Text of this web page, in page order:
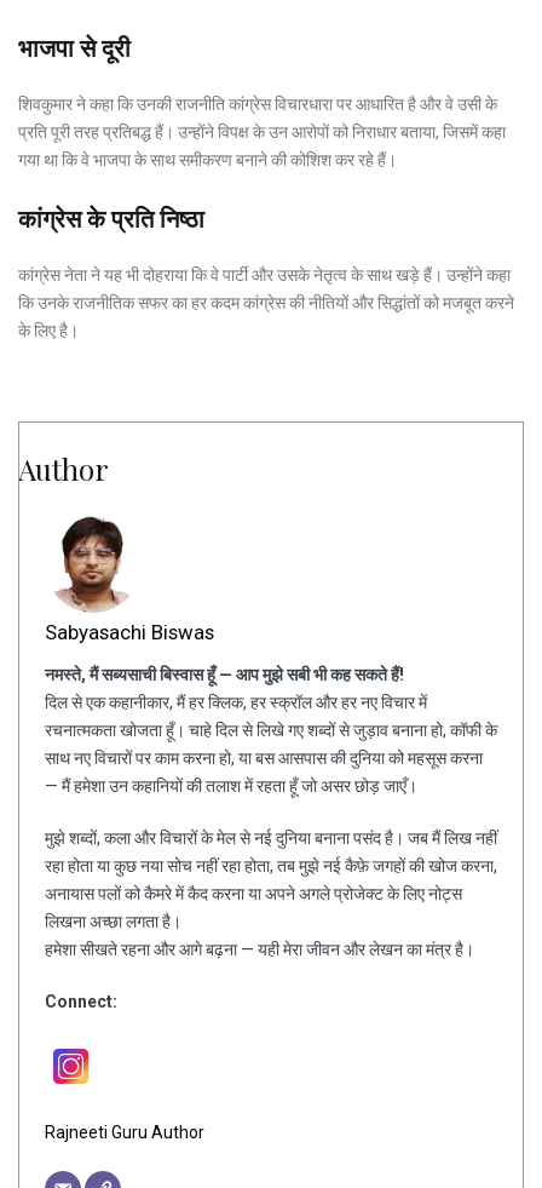
भाजपा से दूरी
शिवकुमार ने कहा कि उनकी राजनीति कांग्रेस विचारधारा पर आधारित है और वे उसी के
प्रति पूरी तरह प्रतिबद्ध हैं। उन्होंने विपक्ष के उन आरोपों को निराधार बताया, जिसमें कहा
गया था कि वे भाजपा के साथ समीकरण बनाने की कोशिश कर रहे हैं।
कांग्रेस के प्रति निष्ठा
कांग्रेस नेता ने यह भी दोहराया कि वे पार्टी और उसके नेतृत्व के साथ खड़े हैं। उन्होंने कहा
कि उनके राजनीतिक सफर का हर कदम कांग्रेस की नीतियों और सिद्धांतों को मजबूत करने
के लिए है।
Author
Sabyasachi Biswas
नमस्ते, मैं सब्यसाची बिस्वास हूँ — आप मुझे सबी भी कह सकते हैं!
दिल से एक कहानीकार, मैं हर क्लिक, हर स्क्रॉल और हर नए विचार में
रचनात्मकता खोजता हूँ। चाहे दिल से लिखे गए शब्दों से जुड़ाव बनाना हो, कॉफी के
साथ नए विचारों पर काम करना हो, या बस आसपास की दुनिया को महसूस करना
— मैं हमेशा उन कहानियों की तलाश में रहता हूँ जो असर छोड़ जाएँ।
मुझे शब्दों, कला और विचारों के मेल से नई दुनिया बनाना पसंद है। जब मैं लिख नहीं
रहा होता या कुछ नया सोच नहीं रहा होता, तब मुझे नई कैफ़े जगहों की खोज करना,
अनायास पलों को कैमरे में कैद करना या अपने अगले प्रोजेक्ट के लिए नोट्स
लिखना अच्छा लगता है।
हमेशा सीखते रहना और आगे बढ़ना — यही मेरा जीवन और लेखन का मंत्र है।
Connect:
Rajneeti Guru Author